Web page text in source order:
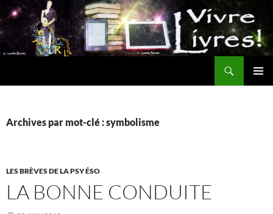
Aller
au
contenu
Archives par mot-clé : symbolisme
LES BRÈVES DE LA PSY ÉSO
LA BONNE CONDUITE